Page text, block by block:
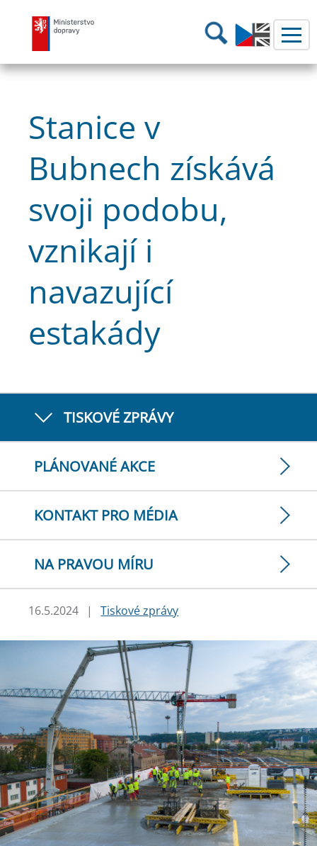
Ministerstvo dopravy Hledání
Stanice v
Bubnech získává
svoji podobu,
vznikají i
navazující
estakády
TISKOVÉ ZPRÁVY
PLÁNOVANÉ AKCE
KONTAKT PRO MÉDIA
NA PRAVOU MÍRU
16.5.2024 | Tiskové zprávy